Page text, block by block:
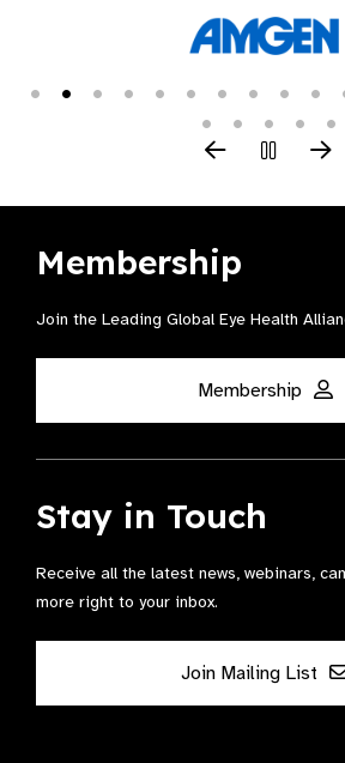
Membership
Join the Leading Global Eye Health
Membership
Stay in Touch
Receive all the latest news, webinars,
more right to your inbox.
Join Mailing List